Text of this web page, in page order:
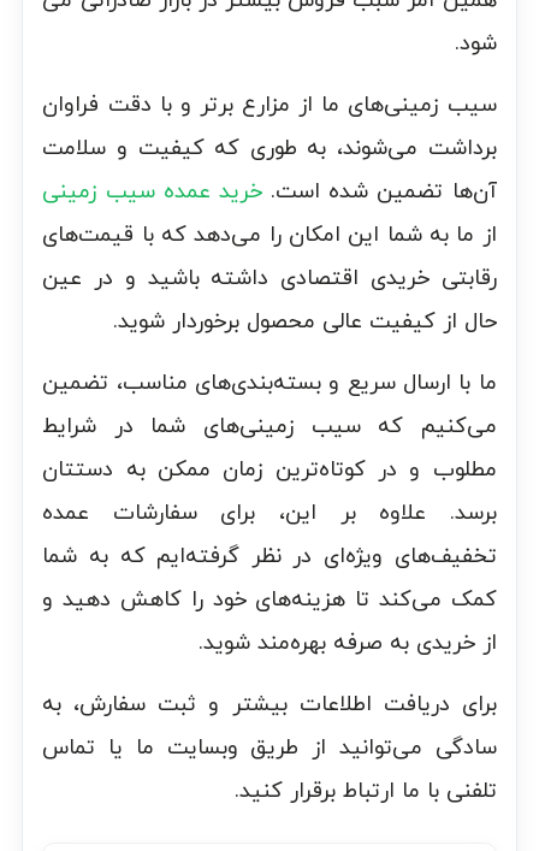
شود.
سیب زمینی‌های ما از مزارع برتر و با دقت فراوان
برداشت می‌شوند، به طوری که کیفیت و سلامت
آن‌ها تضمین شده است.خرید عمده سیب زمینی
از ما به شما این امکان را می‌دهد که با قیمت‌های
رقابتی خریدی اقتصادی داشته باشید و در عین
حال از کیفیت عالی محصول برخوردار شوید.
ما با ارسال سریع و بسته‌بندی‌های مناسب، تضمین
می‌کنیم که سیب زمینی‌های شما در شرایط
مطلوب و در کوتاه‌ترین زمان ممکن به دستتان
برسد. علاوه بر این، برای سفارشات عمده
تخفیف‌های ویژه‌ای در نظر گرفته‌ایم که به شما
کمک می‌کند تا هزینه‌های خود را کاهش دهید و
از خریدی به صرفه بهره‌مند شوید.
برای دریافت اطلاعات بیشتر و ثبت سفارش، به
سادگی می‌توانید از طریق وبسایت ما یا تماس
تلفنی با ما ارتباط برقرار کنید.